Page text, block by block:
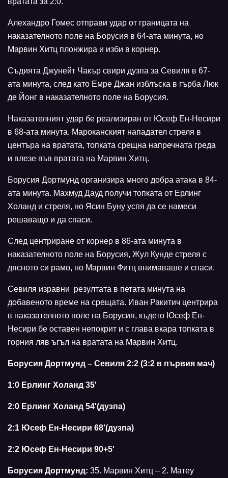
Алехандро Гомес отправи удар от границата на
наказателното поле на Борусия в 64-ата минута, но
Марвин Хитц плонжира и изби в корнер.
Съдията Джунейт Чакър свири дузпа за Севиля в 67-
ата минута, след като Емре Джан изблъска в гърба Люк
де Йонг в наказателното поле на Борусия.
Наказателният удар бе реализиран от Юсеф Ен-Несири
в 68-ата минута. Мароканският нападател стреля в
центъра на вратата, топката срещна напречната греда
и влезе във вратата на Марвин Хитц.
Борусия Дортмунд организира много добра атака в 84-
ата минута. Махмуд Дауд получи топката от Ерлинг
Холанд и стреля, но Ясин Буну успя да се намеси
решаващо и да спаси.
След центриране от корнер в 86-ата минута в
наказателното поле на Борусия, Жул Кунде стреля с
дясното си рамо, но Марвин Фитц внимаваше и спаси.
Севиля изравни резултата в петата минута на
добавеното време на срещата. Иван Ракитич центрира
в наказателното поле на Борусия, където Юсеф Ен-
Несири бе оставен непокрит и с глава вкара топката в
горния ляв ъгъл на вратата на Марвин Хитц.
Борусия Дортмунд – Севиля 2:2 (3:2 в първия мач)
1:0 Ерлинг Холанд 35'
2:0 Ерлинг Холанд 54'(дузпа)
2:1 Юсеф Ен-Несири 68'(дузпа)
2:2 Юсеф Ен-Несири 90+5'
Борусия Дортмунд: 35. Марвин Хитц – 2. Матеу